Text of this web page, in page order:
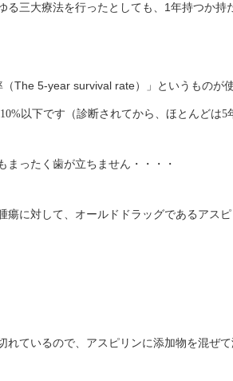
三大療法を行ったとしても、 1年持つか持
（The 5-year survival rate）」というものが
10%以下です（診断されてから、ほとんどは5
まったく歯が立ちません・・・・
瘍に対して、オールドドラッグであるアス
れているので、アスピリンに添加物を混ぜ